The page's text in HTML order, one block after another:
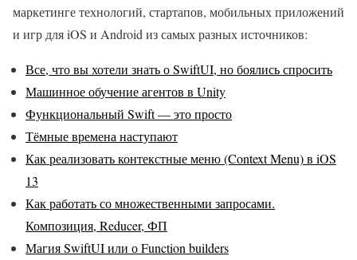
маркетинге технологий, стартапов, мобильных приложений
и игр для iOS и Android из самых разных источников:
Все, что вы хотели знать о SwiftUI, но боялись спросить
Машинное обучение агентов в Unity
Функциональный Swift — это просто
Тёмные времена наступают
Как реализовать контекстные меню (Context Menu) в iOS
13
Как работать со множественными запросами.
Композиция, Reducer, ФП
Магия SwiftUI или о Function builders